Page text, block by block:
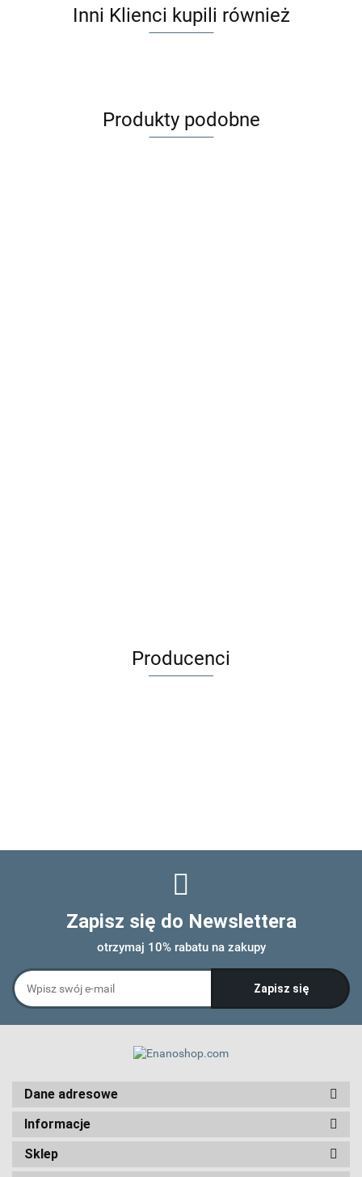
Inni Klienci kupili również
Produkty podobne
Producenci
Zapisz się do Newslettera
otrzymaj 10% rabatu na zakupy
Dane adresowe
Informacje
Sklep